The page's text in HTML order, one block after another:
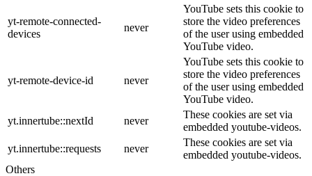
yt-remote-connected-
devices
never
YouTube sets this cookie to
store the video preferences
of the user using embedded
YouTube video.
yt-remote-device-id never
YouTube sets this cookie to
store the video preferences
of the user using embedded
YouTube video.
yt.innertube::nextId
never
These cookies are set via
embedded youtube-videos.
yt.innertube::requests
never
These cookies are set via
embedded youtube-videos.
Others